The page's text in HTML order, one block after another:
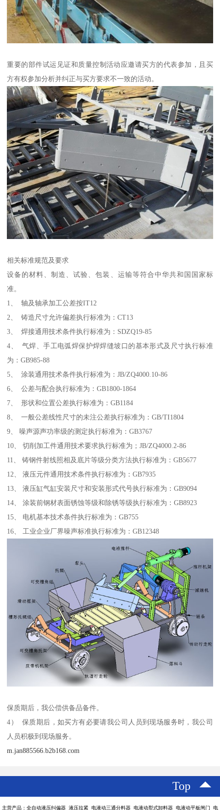
重要的部件试运见证和质量控制活动应邀请买方的代表参加，且买
方有权参加分析并纠正与买方要求不一致的活动。
相关标准规范及要求
设备的材料、制造、试验、包装、运输等符合中华共和国国家标
准。
1、 轴及轴承加工公差按IT12
2、 铸造尺寸允许偏差执行标准为：CT13
3、 焊接通用技术条件执行标准为：SDZQ19-85
4、 气焊、手工电弧焊保护焊焊缝坡口的基本形式及尺寸执行标准
为：GB985-88
5、 涂装通用技术条件执行标准为：JB/ZQ4000.10-86
6、 公差与配合执行标准为：GB1800-1864
7、 形状和位置公差执行标准为：GB1184
8、 一般公差线性尺寸的未注公差执行标准为：GB/TI1804
9、 噪声源声功率级的测定执行标准为：GB3767
10、 切削加工件通用技术要求执行标准为；JB/ZQ4000.2-86
11、 铸钢件射线照相及底片等级分类方法执行标准为：GB5677
12、 液压元件通用技术条件执行标准为：GB7935
13、 液压缸气缸安装尺寸和安装形式代号执行标准为：GB9094
14、 涂装前钢材表面锈蚀等级和除锈等级执行标准为：GB8923
15、 电机基本技术条件执行标准为：GB755
16、 工业企业厂界噪声标准执行标准为：GB12348
保质期后，我公偿供备品备件。
4） 保质期后，如买方有必要请我公司人员到现场服务时，我公司
人员积极到现场服务。
m.jan885566.b2b168.com
Top
主营产品：全自动液压纠偏器 液压拉紧 电液动三通分料器 电液动犁式卸料器 电液动平板闸门 电